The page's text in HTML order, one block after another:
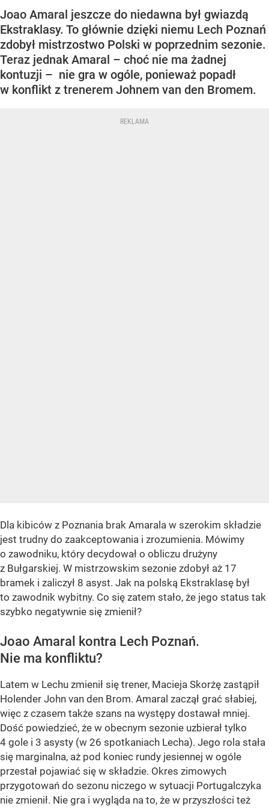
Joao Amaral jeszcze do niedawna był gwiazdą
Ekstraklasy. To głównie dzięki niemu Lech Poznań
zdobył mistrzostwo Polski w poprzednim sezonie.
Teraz jednak Amaral – choć nie ma żadnej
kontuzji – nie gra w ogóle, ponieważ popadł
w konflikt z trenerem Johnem van den Bromem.
Dla kibiców z Poznania brak Amarala w szerokim składzie
jest trudny do zaakceptowania i zrozumienia. Mówimy
o zawodniku, który decydował o obliczu drużyny
z Bułgarskiej. W mistrzowskim sezonie zdobył aż 17
bramek i zaliczył 8 asyst. Jak na polską Ekstraklasę był
to zawodnik wybitny. Co się zatem stało, że jego status tak
szybko negatywnie się zmienił?
Joao Amaral kontra Lech Poznań.
Nie ma konfliktu?
Latem w Lechu zmienił się trener, Macieja Skorżę zastąpił
Holender John van den Brom. Amaral zaczął grać słabiej,
więc z czasem także szans na występy dostawał mniej.
Dość powiedzieć, że w obecnym sezonie uzbierał tylko
4 gole i 3 asysty (w 26 spotkaniach Lecha). Jego rola stała
się marginalna, aż pod koniec rundy jesiennej w ogóle
przestał pojawiać się w składzie. Okres zimowych
przygotowań do sezonu niczego w sytuacji Portugalczyka
nie zmienił. Nie gra i wygląda na to, że w przyszłości też